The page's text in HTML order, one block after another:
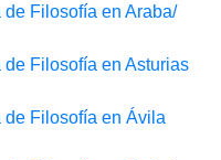
Filosofía en Araba/
Filosofía en Asturias
Filosofía en Ávila